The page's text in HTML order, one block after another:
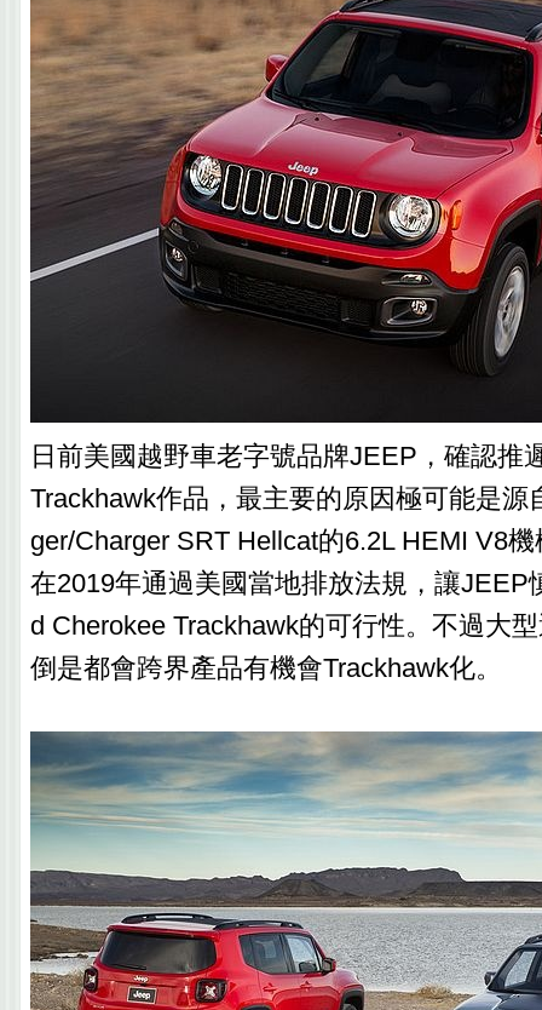
日前美國越野車老字號品牌JEEP，確認推
Trackhawk作品，最主要的原因極可能是源
ger/Charger SRT Hellcat的6.2L HEMI V8
在2019年通過美國當地排放法規，讓JEEP
d Cherokee Trackhawk的可行性。不過大
倒是都會跨界產品有機會Trackhawk化。